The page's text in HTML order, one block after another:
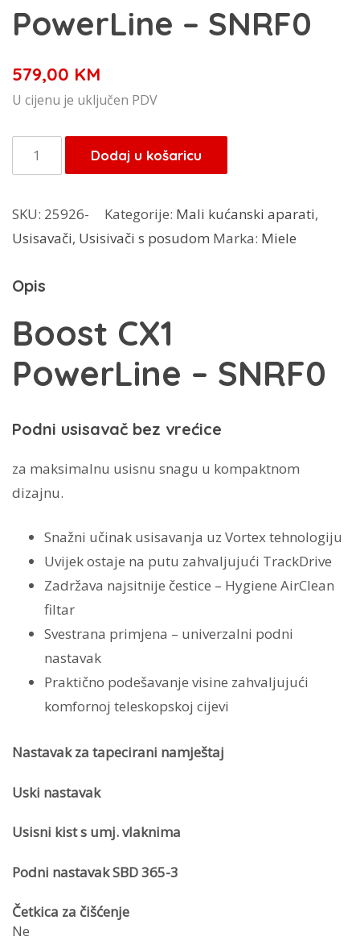
PowerLine – SNRF0
579,00 KM
U cijenu je uključen PDV
Miele
usisivač
vrećica
Boost
PowerLine
SNRF0
količina
Dodaj u košaricu
SKU: 25926- Kategorije: Mali kućanski aparati,
Usisavači, Usisivači s posudom Marka: Miele
Opis
Boost CX1
PowerLine – SNRF0
Podni usisavač bez vrećice
za maksimalnu usisnu snagu u kompaktnom
dizajnu.
Snažni učinak usisavanja uz Vortex tehnologiju
Uvijek ostaje na putu zahvaljujući TrackDrive
Zadržava najsitnije čestice – Hygiene AirClean
filtar
Svestrana primjena – univerzalni podni
nastavak
Praktično podešavanje visine zahvaljujući
komfornoj teleskopskoj cijevi
Nastavak za tapecirani namještaj
Uski nastavak
Usisni kist s umj. vlaknima
Podni nastavak SBD 365-3
Četkica za čišćenje
Ne